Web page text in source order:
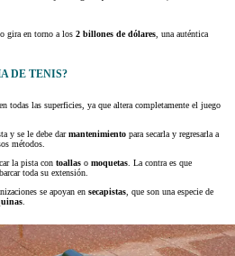
gira en torno a los 2 billones de dólares, una auténtica
DE TENIS?
todas las superficies, ya que altera completamente el juego
y se le debe darmantenimiento para secarla y regresarla a
métodos.
la pista con toallas o moquetas . La contra es que
toda su extensión.
se apoyan en secapistas , que son una especie de